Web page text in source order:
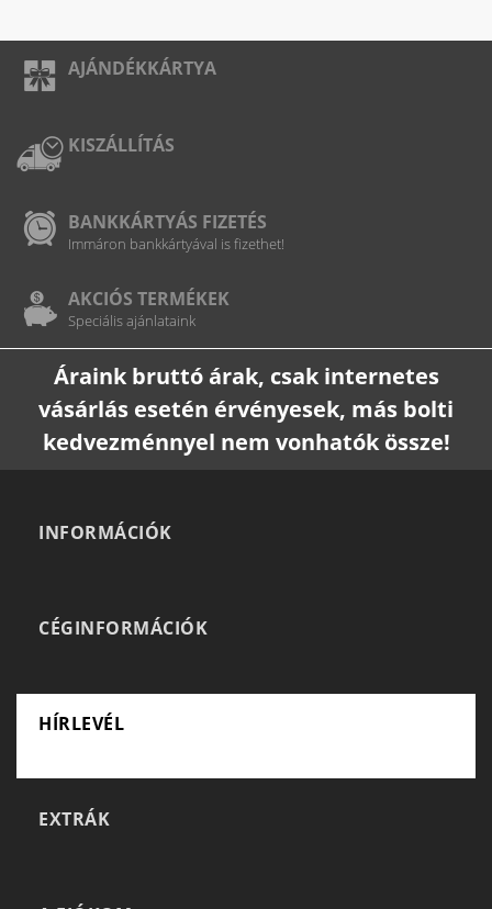
AJÁNDÉKKÁRTYA
KISZÁLLÍTÁS
BANKKÁRTYÁS FIZETÉS
Immáron bankkártyával is fizethet!
AKCIÓS TERMÉKEK
Speciális ajánlataink
Áraink bruttó árak, csak internetes
vásárlás esetén érvényesek, más bolti
kedvezménnyel nem vonhatók össze!
INFORMÁCIÓK
CÉGINFORMÁCIÓK
HÍRLEVÉL
EXTRÁK